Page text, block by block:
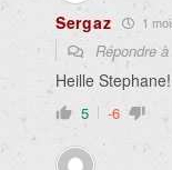
Sergaz 1
Répondre
Heille
5 -6